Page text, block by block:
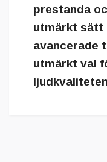
prestanda
utmärkt sätt
avancerade
utmärkt val